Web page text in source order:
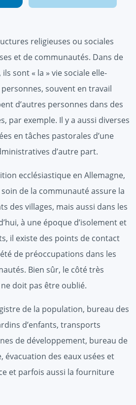
religieuses ou sociales
et de communautés. Dans de
sont « la » vie sociale elle-
souvent en travail
d’autres personnes dans des
par exemple. Il y a aussi diverses
en tâches pastorales d’une
d’autre part.
ecclésiastique en Allemagne,
de la communauté assure la
des villages, mais aussi dans les
à une époque d’isolement et
il existe des points de contact
de préoccupations dans les
Bien sûr, le côté très
doit pas être oublié.
de la population, bureau des
d’enfants, transports
de développement, bureau de
des eaux usées et
et parfois aussi la fourniture